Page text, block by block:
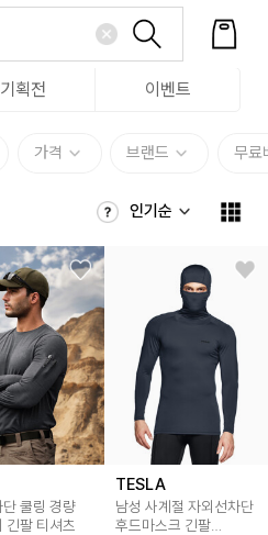
기획전 이벤트
가격 브랜드 무료
인기순
쿨링 경량
긴팔 티셔츠
TESLA
남성 사계절 자외선차단
후드마스크 긴팔